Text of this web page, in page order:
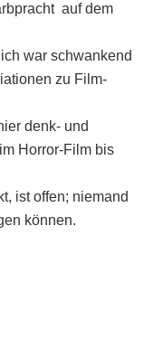
auf dem
war schwankend
zu Film-
denk- und
Horror-Film bis
ist offen; niemand
können.